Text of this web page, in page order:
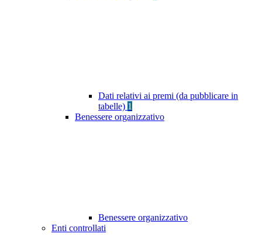
Dati relativi ai premi (da pubblicare in
tabelle) 1
Benessere organizzativo
Benessere organizzativo
Enti controllati